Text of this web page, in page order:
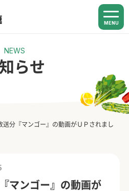
MENU
NEWS
らせ
送分『マンゴー』の動画がＵＰされまし
マンゴー』の動画が